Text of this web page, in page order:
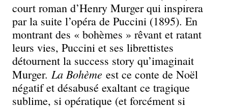
court roman d’Henry Murger qui inspirera
par la suite l’opéra de Puccini (1895). En
montrant des « bohèmes » rêvant et ratant
leurs vies, Puccini et ses librettistes
détournent la success story qu’imaginait
Murger. La Bohème est ce conte de Noël
négatif et désabusé exaltant ce tragique
sublime, si opératique (et forcément si